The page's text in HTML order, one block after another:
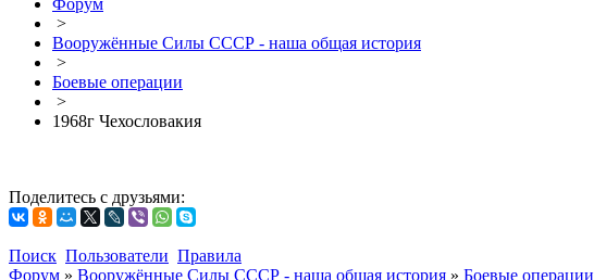
Форум
>
Вооружённые Силы СССР - наша общая история
>
Боевые операции
>
1968г Чехословакия
Поделитесь с друзьями:
Поиск Пользователи Правила
Форум » Вооружённые Силы СССР - наша общая история » Боевые операции